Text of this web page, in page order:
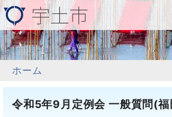
ホーム
令和5年9月定例会 一般質問(